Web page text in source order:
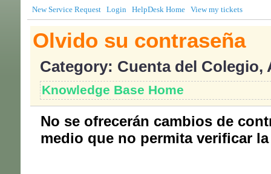
New Service Request Login HelpDesk Home View my tickets
Olvido su contraseña
Category: Cuenta del Colegio,
Knowledge Base Home
No se ofrecerán cambios de
medio que no permita verificar